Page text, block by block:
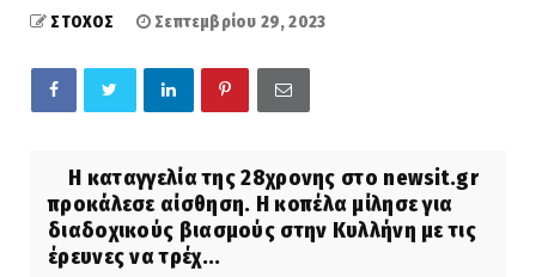
ΣΤΟΧΟΣ Σεπτεμβρίου 29, 2023
Η καταγγελία της 28χρονης στο newsit.gr
προκάλεσε αίσθηση. Η κοπέλα μίλησε για
διαδοχικούς βιασμούς στην Κυλλήνη με τις
έρευνες να τρέχ...